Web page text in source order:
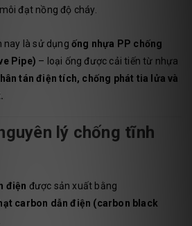
đạt nồng độ cháy.
nay là sử dụng ống nhựa PP chống
Pipe) – loại ống được cải tiến từ nhựa
tán điện tích, chống phát tia lửa và
lý chống tĩnh
điện được sản xuất bằng
carbon dẫn điện (carbon black